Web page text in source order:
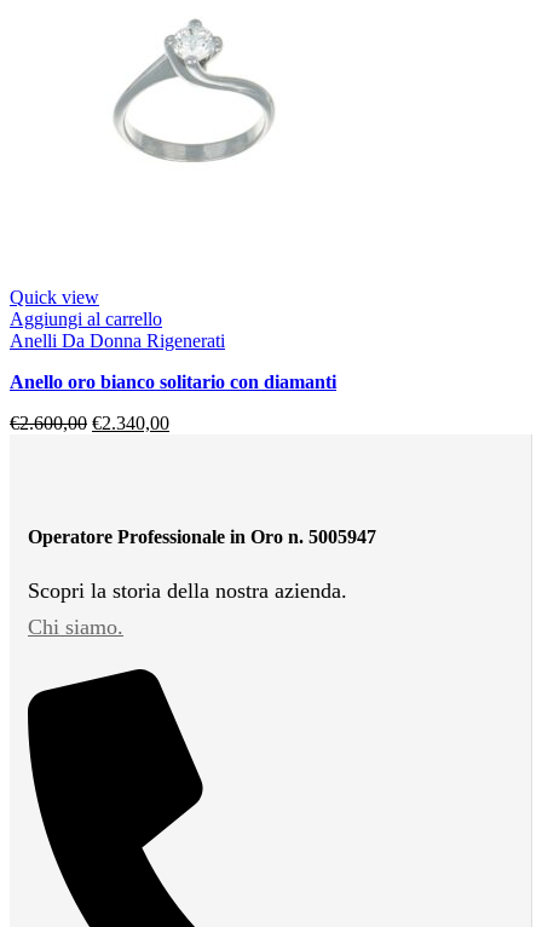
Quick view
Aggiungi al carrello
Anelli Da Donna Rigenerati
anello oro bianco solitario con diamanti
€2.600,00 €2.340,00
Operatore Professionale in Oro n. 5005947
Scopri la storia della nostra azienda.
Chi siamo.